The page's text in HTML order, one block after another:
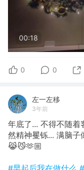
00:18
0 0
左一左移
3年前
年底了... 不得不随着
然精神矍铄... 满脑子
😹😼🫶🏼
#早起后我在做什么